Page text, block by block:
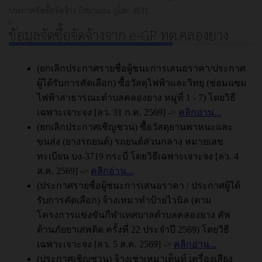
ประกาศจัดซื้อจัดจ้าง อิสมาแอน ยูโสะ
3831
ข้อมูลจัดซื้อจัดจ้างจาก e-GP ทต.คลองยาง